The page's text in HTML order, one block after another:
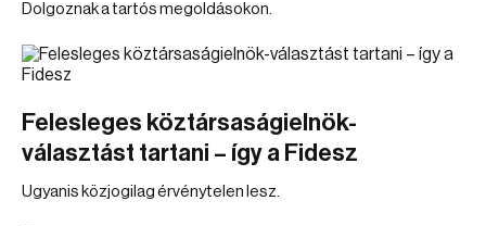
Dolgoznak a tartós megoldásokon.
Felesleges köztársaságielnök-
választást tartani – így a Fidesz
Ugyanis közjogilag érvénytelen lesz.